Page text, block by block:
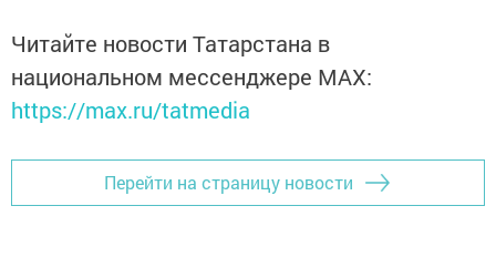
Читайте новости Татарстана в
национальном мессенджере MАХ:
https://max.ru/tatmedia
Перейти на страницу новости